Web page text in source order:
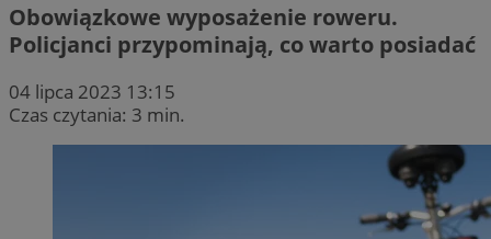
Obowiązkowe wyposażenie roweru.
Policjanci przypominają, co warto posiadać
04 lipca 2023 13:15
Czas czytania: 3 min.